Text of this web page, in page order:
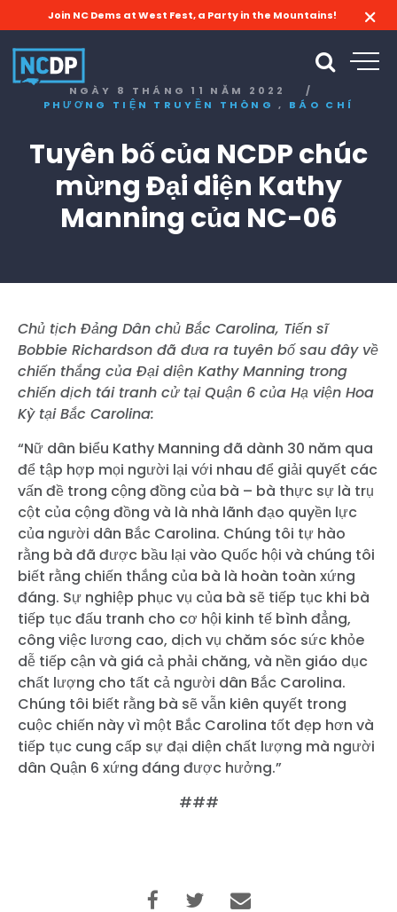
Join NC Dems at West Fest, a Party in the Mountains!
NGÀY 8 THÁNG 11 NĂM 2022
/
PHƯƠNG TIỆN TRUYỀN THÔNG , BÁO CHÍ
Tuyên bố của NCDP chúc
mừng Đại diện Kathy
Manning của NC-06
Chủ tịch Đảng Dân chủ Bắc Carolina, Tiến sĩ
Bobbie Richardson đã đưa ra tuyên bố sau đây về
chiến thắng của Đại diện Kathy Manning trong
chiến dịch tái tranh cử tại Quận 6 của Hạ viện Hoa
Kỳ tại Bắc Carolina:
“Nữ dân biểu Kathy Manning đã dành 30 năm qua
để tập hợp mọi người lại với nhau để giải quyết các
vấn đề trong cộng đồng của bà – bà thực sự là trụ
cột của cộng đồng và là nhà lãnh đạo quyền lực
của người dân Bắc Carolina. Chúng tôi tự hào
rằng bà đã được bầu lại vào Quốc hội và chúng tôi
biết rằng chiến thắng của bà là hoàn toàn xứng
đáng. Sự nghiệp phục vụ của bà sẽ tiếp tục khi bà
tiếp tục đấu tranh cho cơ hội kinh tế bình đẳng,
công việc lương cao, dịch vụ chăm sóc sức khỏe
dễ tiếp cận và giá cả phải chăng, và nền giáo dục
chất lượng cho tất cả người dân Bắc Carolina.
Chúng tôi biết rằng bà sẽ vẫn kiên quyết trong
cuộc chiến này vì một Bắc Carolina tốt đẹp hơn và
tiếp tục cung cấp sự đại diện chất lượng mà người
dân Quận 6 xứng đáng được hưởng.”
###